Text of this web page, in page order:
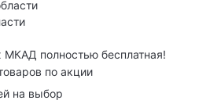
МКАД полностью бесплатная!
по акции
на выбор